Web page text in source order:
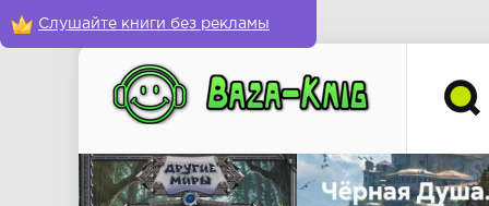
Слушайте книги без рекламы